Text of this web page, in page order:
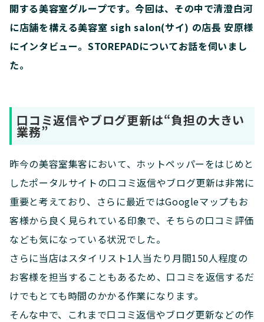
開する美容室グループです。今回は、その中で清澄白河
に店舗を構える美容室 sigh salon(サイ) の店長 安原様
にインタビュー。STOREPADについてお話を伺いまし
た。
口コミ返信やブログ更新は“負担の大きい
業務”
昨今の美容室集客において、ホットペッパーをはじめと
したポータルサイトの口コミ返信やブログ更新は非常に
重要と考えており、さらに最近ではGoogleマップもお
客様から良く見られている印象で、そちらの口コミ評価
なども気になっている状況でした。
さらに当店はスタイリスト1人当たり月間150人程度の
お客様を担当することもあるため、口コミを返信するだ
けでもとても時間のかかる作業になります。
そんな中で、これまで口コミ返信やブログ更新などの作